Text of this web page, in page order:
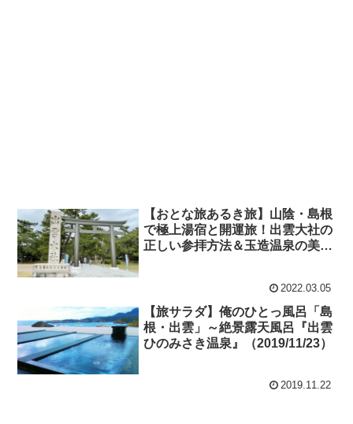
【おとな旅あるき旅】山陰・島根
で極上湯宿と開運旅！出雲大社の
正しい参拝方法＆玉造温泉の美肌
2022.03.05
【旅サラダ】俺のひとっ風呂「島
根・出雲」～絶景露天風呂『出雲
ひのみさき温泉』（2019/11/23）
2019.11.22